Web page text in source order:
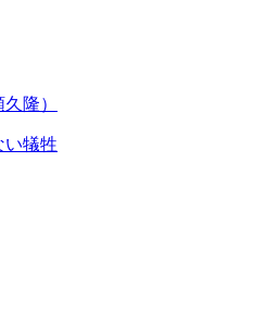
隆）
い犠牲